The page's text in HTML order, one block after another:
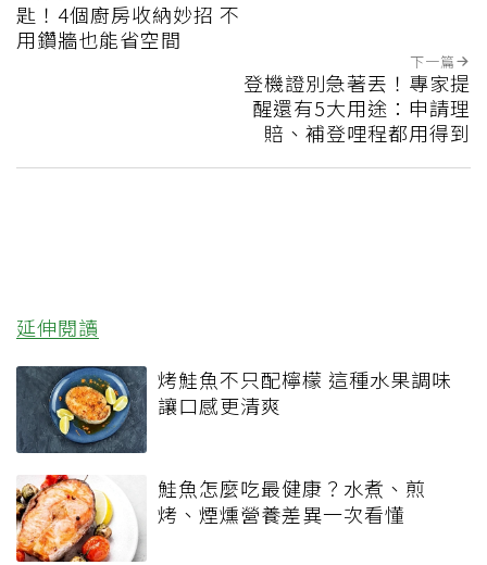
匙！4個廚房收納妙招 不
用鑽牆也能省空間
下一篇
登機證別急著丟！專家提
醒還有5大用途：申請理
賠、補登哩程都用得到
延伸閱讀
烤鮭魚不只配檸檬 這種水果調味
讓口感更清爽
鮭魚怎麼吃最健康？水煮、煎
烤、煙燻營養差異一次看懂